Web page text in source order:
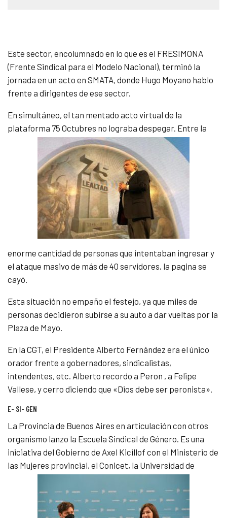
Este sector, encolumnado en lo que es el FRESIMONA
(Frente Sindical para el Modelo Nacional), terminó la
jornada en un acto en SMATA, donde Hugo Moyano hablo
frente a dirigentes de ese sector.
En simultáneo, el tan mentado acto virtual de la
plataforma 75 Octubres no lograba despegar. Entre la
enorme cantidad de personas que intentaban ingresar y
el ataque masivo de más de 40 servidores, la pagina se
cayó.
Esta situación no empaño el festejo, ya que miles de
personas decidieron subirse a su auto a dar vueltas por la
Plaza de Mayo.
En la CGT, el Presidente Alberto Fernández era el único
orador frente a gobernadores, sindicalistas,
intendentes, etc. Alberto recordo a Peron , a Felipe
Vallese, y cerro diciendo que «Dios debe ser peronista».
E- SI- GEN
La Provincia de Buenos Aires en articulación con otros
organismo lanzo la Escuela Sindical de Género. Es una
iniciativa del Gobierno de Axel Kicillof con el Ministerio de
las Mujeres provincial, el Conicet, la Universidad de